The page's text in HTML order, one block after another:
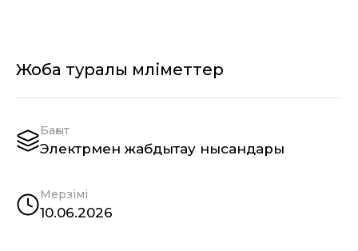
Жоба туралы мәліметтер
Бағыт
Электрмен жабдықтау нысандары
Мерзімі
10.06.2026